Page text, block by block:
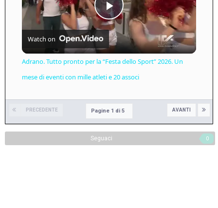
Play
Video
Watch on
Adrano. Tutto pronto per la “Festa dello Sport” 2026. Un
mese di eventi con mille atleti e 20 associ
PRECEDENTE AVANTI
Pagine 1 di 5
Seguaci 0